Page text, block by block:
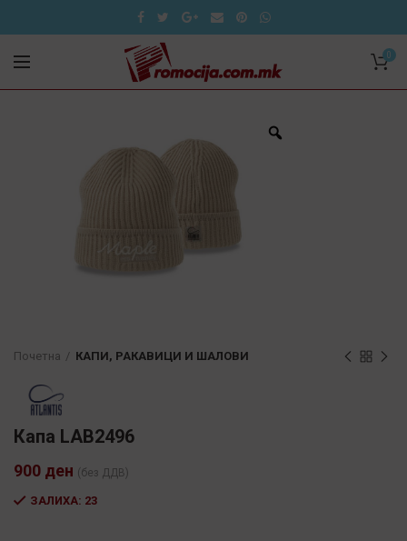
0
Почетна КАПИ, РАКАВИЦИ И ШАЛОВИ
Капа LAB2496
900 ден (без ДДВ)
ЗАЛИХА: 23